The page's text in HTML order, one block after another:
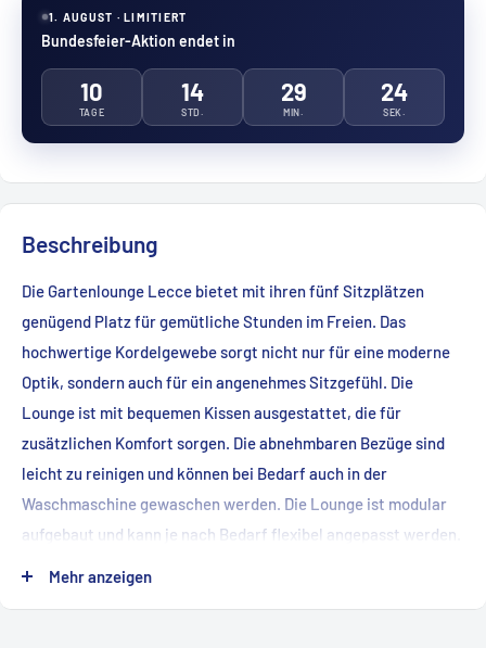
1. AUGUST · LIMITIERT
Bundesfeier-Aktion endet in
10
TAGE
14
STD.
29
MIN.
23
SEK.
Beschreibung
Die Gartenlounge Lecce bietet mit ihren fünf Sitzplätzen
genügend Platz für gemütliche Stunden im Freien. Das
hochwertige Kordelgewebe sorgt nicht nur für eine moderne
Optik, sondern auch für ein angenehmes Sitzgefühl. Die
Lounge ist mit bequemen Kissen ausgestattet, die für
zusätzlichen Komfort sorgen. Die abnehmbaren Bezüge sind
leicht zu reinigen und können bei Bedarf auch in der
Waschmaschine gewaschen werden. Die Lounge ist modular
aufgebaut und kann je nach Bedarf flexibel angepasst werden.
Mehr anzeigen